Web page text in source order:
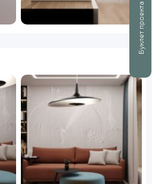
Буклет проекта